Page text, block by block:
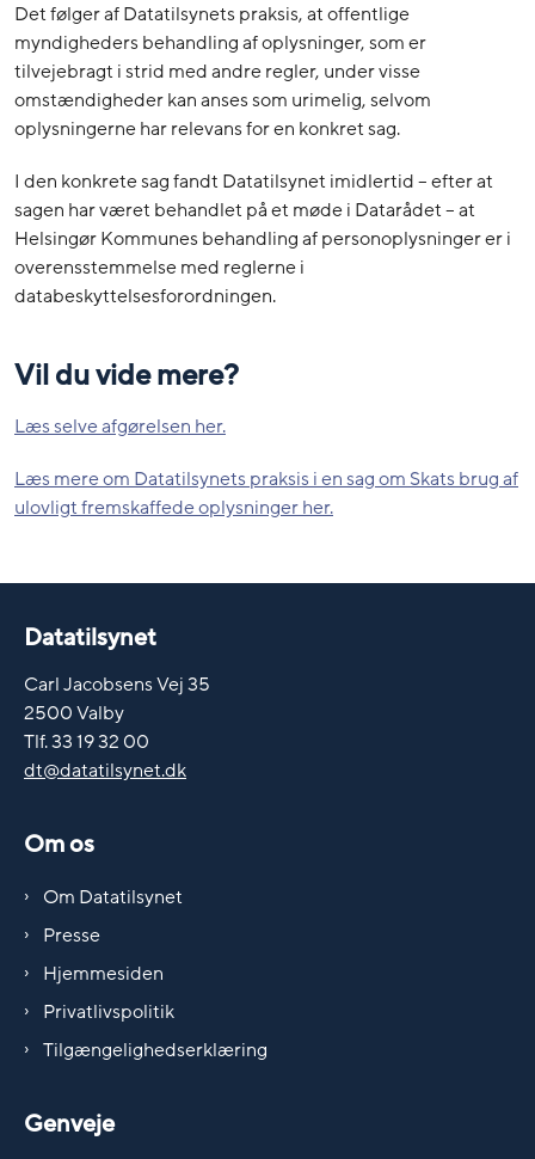
Det følger af Datatilsynets praksis, at offentlige
myndigheders behandling af oplysninger, som er
tilvejebragt i strid med andre regler, under visse
omstændigheder kan anses som urimelig, selvom
oplysningerne har relevans for en konkret sag.
I den konkrete sag fandt Datatilsynet imidlertid – efter at
sagen har været behandlet på et møde i Datarådet – at
Helsingør Kommunes behandling af personoplysninger er i
overensstemmelse med reglerne i
databeskyttelsesforordningen.
Vil du vide mere?
Læs selve afgørelsen her.
Læs mere om Datatilsynets praksis i en sag om Skats brug af
ulovligt fremskaffede oplysninger her.
Datatilsynet
Carl Jacobsens Vej 35
2500 Valby
Tlf. 33 19 32 00
dt@datatilsynet.dk
Om os
Om Datatilsynet
Presse
Hjemmesiden
Privatlivspolitik
Tilgængelighedserklæring
Genveje